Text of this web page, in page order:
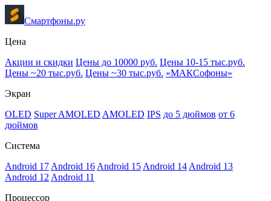
Смартфоны.ру
Цена
Акции и скидки Цены до 10000 руб. Цены 10-15 тыс.руб.
Цены ~20 тыс.руб. Цены ~30 тыс.руб. «МАКСофоны»
Экран
OLED Super AMOLED AMOLED IPS до 5 дюймов от 6
дюймов
Система
Android 17 Android 16 Android 15 Android 14 Android 13
Android 12 Android 11
Процессор